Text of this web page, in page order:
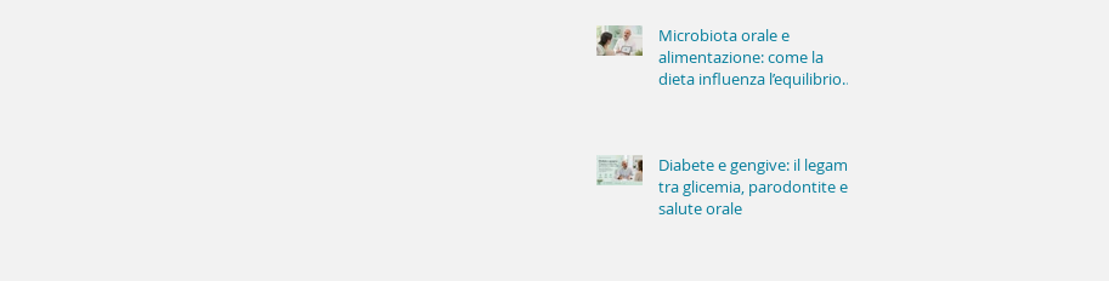
Microbiota orale e
alimentazione: come la
dieta influenza l’equilibrio
Diabete e gengive: il legame
tra glicemia, parodontite e
salute orale